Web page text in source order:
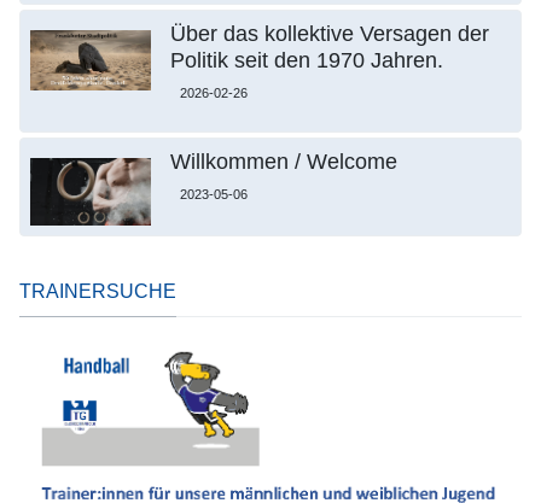
Über das kollektive Versagen der
Politik seit den 1970 Jahren.
2026-02-26
Willkommen / Welcome
2023-05-06
TRAINERSUCHE